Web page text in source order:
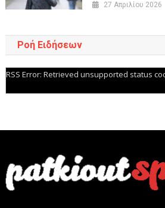
27 Απριλίου 2026
Ροή Ειδήσεων
RSS Error: Retrieved unsupported status